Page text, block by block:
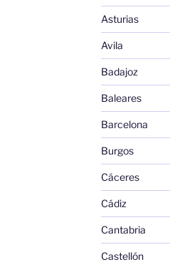
Asturias
Avila
Badajoz
Baleares
Barcelona
Burgos
Cáceres
Cádiz
Cantabria
Castellón